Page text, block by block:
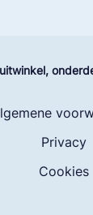
Privacy
Cookies